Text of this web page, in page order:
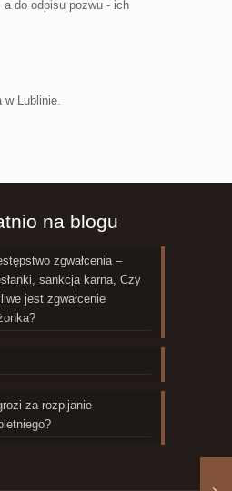
do odpisu pozwu - ich
Lublinie.
na blogu
zgwałcenia –
sankcja karna, Czy
jest zgwałcenie
za rozpijanie